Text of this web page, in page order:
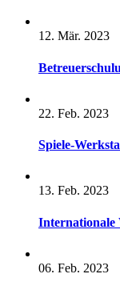
12. Mär. 2023
22. Feb. 2023
Spiele-
13. Feb. 2023
Internationale
06. Feb. 2023